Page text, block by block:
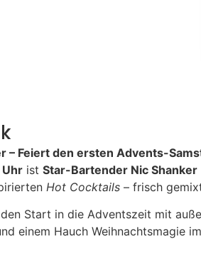
– Feiert den ersten Advents-
Uhr ist Star-Bartender Nic Shanker
Hot Cocktails – frisch
Start in die Adventszeit mit
einem Hauch Weihnachtsmagie